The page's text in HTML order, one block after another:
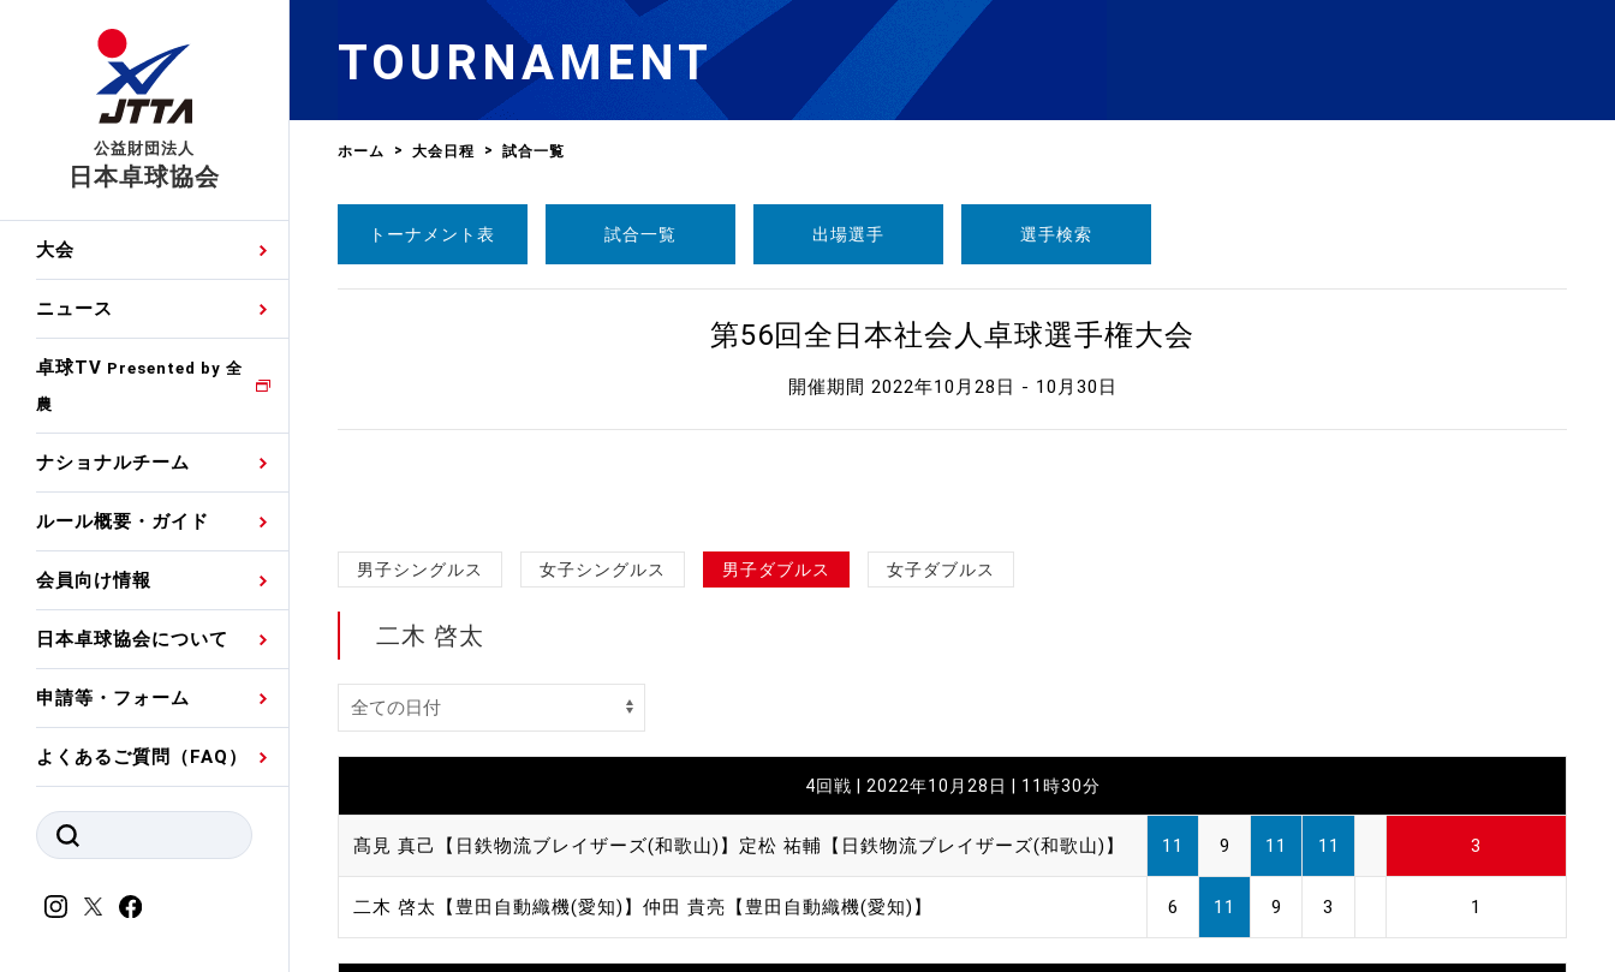
公益財団法人
日本卓球協会
大会
公式大会優勝記録
ニュース
大会・試合
TV・メディア情報
その他
卓球TV Presented by 全
農
ナショナルチーム
男子ナショナルチーム選
強化スタッフ
ルール概要・ガイド
卓球の基本的なルール
卓球用語集
会員向け情報
協会会員登録
審判
公認メーカー一覧
委員会
競技者育成委員会
スポーツ医・科学委員会
アンチ・ドーピング委員
日本卓球協会について
卓球協会のミッション
沿革・組織図
ハンドブックデータ
事業計画・事業報告
JTTAスポーツ団体ガバナ
ンスコード
理事会報告
申請等・フォーム
国際交流届申込みフォーム
競技ウエアチーム名申請
審判員ネームプレート制作
申込
よくあるご質問（FAQ）
TOURNAMENT
ホーム 大会日程 試合一覧
トーナメント表 試合一覧 出場選手 選手検索
第56回全日本社会人卓球選手権大会
開催期間 2022年10月28日 - 10月30日
男子シングルス 女子シングルス 男子ダブルス 女子ダブルス
二木 啓太
4回戦 | 2022年10月28日 | 11時30分
髙見 真己【日鉄物流ブレイザーズ(和歌山)】 定松 祐輔【日鉄物流ブレイザーズ(和歌山)】 11 9 11 11 3
二木 啓太【豊田自動織機(愛知)】 仲田 貴亮【豊田自動織機(愛知)】 6 11 9 3 1